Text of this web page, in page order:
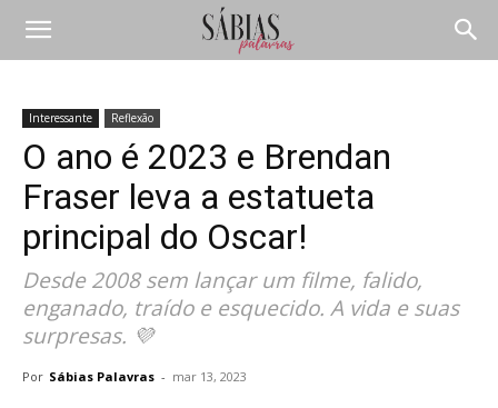
Interessante Reflexão
O ano é 2023 e Brendan
Fraser leva a estatueta
principal do Oscar!
Desde 2008 sem lançar um filme, falido,
enganado, traído e esquecido. A vida e suas
surpresas. 💜
Por Sábias Palavras - mar 13, 2023